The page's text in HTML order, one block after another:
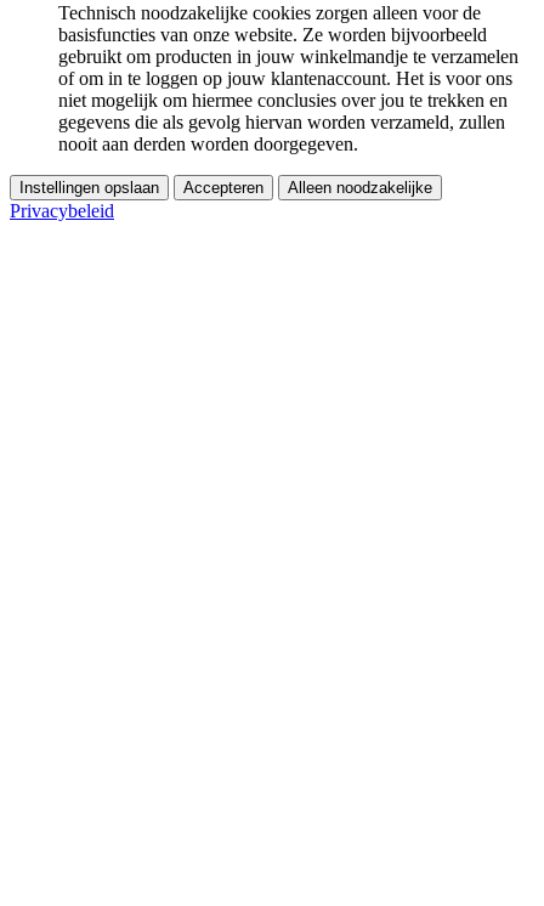
Technisch noodzakelijke cookies zorgen alleen voor de
basisfuncties van onze website. Ze worden bijvoorbeeld
gebruikt om producten in jouw winkelmandje te verzamelen
of om in te loggen op jouw klantenaccount. Het is voor ons
niet mogelijk om hiermee conclusies over jou te trekken en
gegevens die als gevolg hiervan worden verzameld, zullen
nooit aan derden worden doorgegeven.
Instellingen opslaan Accepteren Alleen noodzakelijke
Privacybeleid